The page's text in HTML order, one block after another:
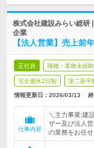
株式会社建設みらい総研
企業
【法人営業】売上前
正社員 職種・業種未経
完全週休2日制 第二新卒
情報更新日：2026/03/13
仕事内容
＼主力事業:建
ザー及び法人
の業務をお任せ